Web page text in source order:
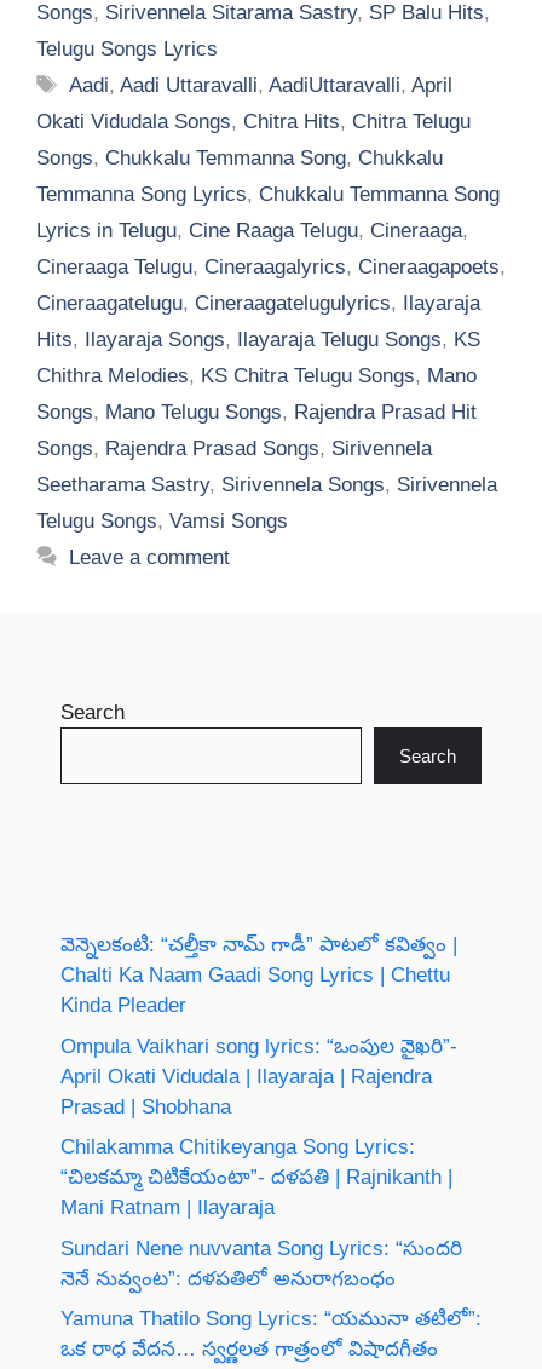
Songs, Sirivennela Sitarama Sastry, SP Balu Hits,
Telugu Songs Lyrics
Tags
Aadi,Aadi Uttaravalli,AadiUttaravalli,April
Okati Vidudala Songs, Chitra Hits, Chitra Telugu
Songs, Chukkalu Temmanna Song, Chukkalu
Temmanna Song Lyrics, Chukkalu Temmanna Song
Lyrics in Telugu, Cine Raaga Telugu, Cineraaga,
Cineraaga Telugu, Cineraagalyrics, Cineraagapoets,
Cineraagatelugu, Cineraagatelugulyrics, Ilayaraja
Hits, Ilayaraja Songs, Ilayaraja Telugu Songs, KS
Chithra Melodies, KS Chitra Telugu Songs, Mano
Songs, Mano Telugu Songs, Rajendra Prasad Hit
Songs, Rajendra Prasad Songs, Sirivennela
Seetharama Sastry, Sirivennela Songs, Sirivennela
Telugu Songs, Vamsi Songs
Leave a comment
Search
Search
వెన్నెలకంటి: “చల్తీకా నామ్ గాడీ” పాటలో కవిత్వం |
Chalti Ka Naam Gaadi Song Lyrics | Chettu
Kinda Pleader
Ompula Vaikhari song lyrics: “ఒంపుల వైఖరి”-
April Okati Vidudala | Ilayaraja | Rajendra
Prasad | Shobhana
Chilakamma Chitikeyanga Song Lyrics:
“చిలకమ్మా చిటికేయంటా”- దళపతి | Rajnikanth |
Mani Ratnam | Ilayaraja
Sundari Nene nuvvanta Song Lyrics: “సుందరి
నెనే నువ్వంట”: దళపతిలో అనురాగబంధం
Yamuna Thatilo Song Lyrics: “యమునా తటిలో”:
ఒక రాధ వేదన… స్వర్ణలత గాత్రంలో విషాదగీతం